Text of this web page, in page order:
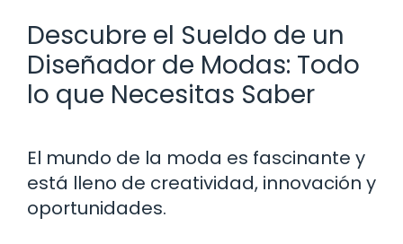
Descubre el Sueldo de un
Diseñador de Modas: Todo
lo que Necesitas Saber
El mundo de la moda es fascinante y
está lleno de creatividad, innovación y
oportunidades.